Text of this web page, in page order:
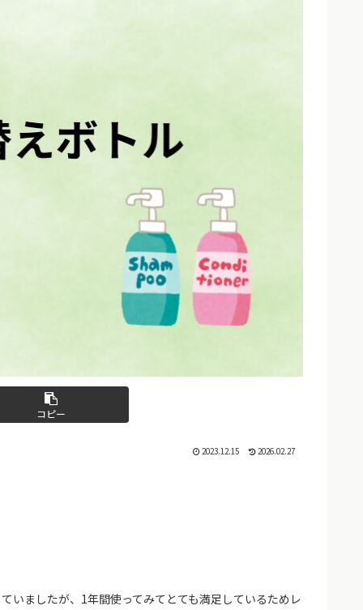
コピー
2023.12.15 2026.02.27
いましたが、1年間使ってみてとても満足しているためレ